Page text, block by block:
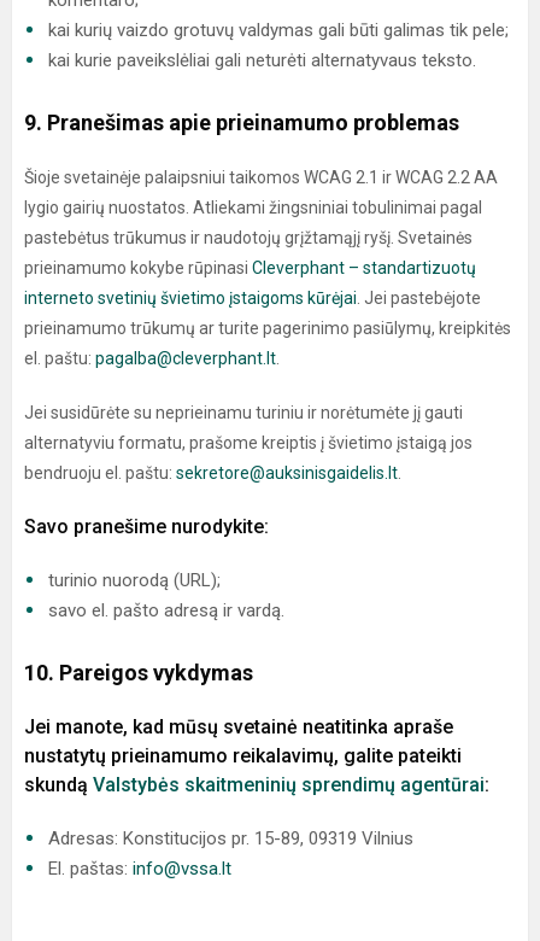
kai kurių vaizdo grotuvų valdymas gali būti galimas tik pele;
kai kurie paveikslėliai gali neturėti alternatyvaus teksto.
9. Pranešimas apie prieinamumo problemas
Šioje svetainėje palaipsniui taikomos WCAG 2.1 ir WCAG 2.2 AA
lygio gairių nuostatos. Atliekami žingsniniai tobulinimai pagal
pastebėtus trūkumus ir naudotojų grįžtamąjį ryšį. Svetainės
prieinamumo kokybe rūpinasi Cleverphant – standartizuotų
interneto svetinių švietimo įstaigoms kūrėjai . Jei pastebėjote
prieinamumo trūkumų ar turite pagerinimo pasiūlymų, kreipkitės
el. paštu: pagalba@cleverphant.lt
Jei susidūrėte su neprieinamu turiniu ir norėtumėte jį gauti
alternatyviu formatu, prašome kreiptis į švietimo įstaigą jos
bendruoju el. paštu: sekretore@auksinisgaidelis.lt
Savo pranešime nurodykite:
turinio nuorodą (URL);
savo el. pašto adresą ir vardą.
10. Pareigos vykdymas
Jei manote, kad mūsų svetainė neatitinka apraše
nustatytų prieinamumo reikalavimų, galite pateikti
skundą Valstybės skaitmeninių sprendimų agentūrai:
Adresas: Konstitucijos pr. 15-89, 09319 Vilnius
El. paštas: info@vssa.lt